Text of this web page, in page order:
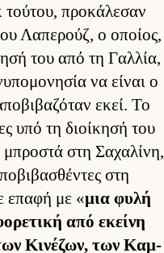
προκάλεσαν
Λαπερούζ, ο οποί­ος,
του από τη Γαλ­λία,
να εί­ναι ο
εκεί. Το
υπό τη διοί­κησή του
στη Σαχαλίνη,
στη
επαφή με «μια φυλή
από εκείνη
Κινέζων, των Καμ­